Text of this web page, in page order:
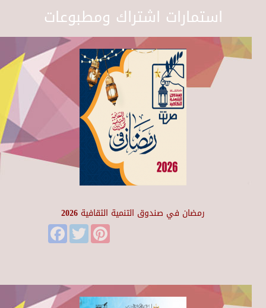
استمارات اشتراك ومطبوعات
رمضان في صندوق التنمية الثقافية 2026
FacebookTwitter